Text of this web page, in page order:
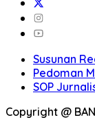
Susunan
Pedoman
SOP
Copyright @